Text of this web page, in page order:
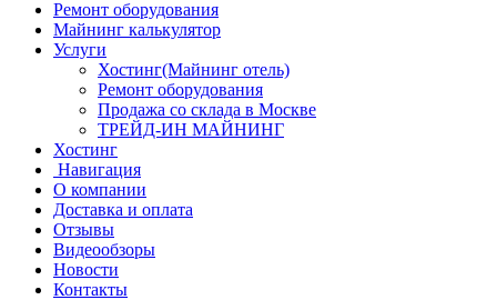
Ремонт оборудования
Майнинг калькулятор
Услуги
Хостинг(Майнинг отель)
Ремонт оборудования
Продажа со склада в Москве
ТРЕЙД-ИН МАЙНИНГ
Хостинг
Навигация
О компании
Доставка и оплата
Отзывы
Видеообзоры
Новости
Контакты